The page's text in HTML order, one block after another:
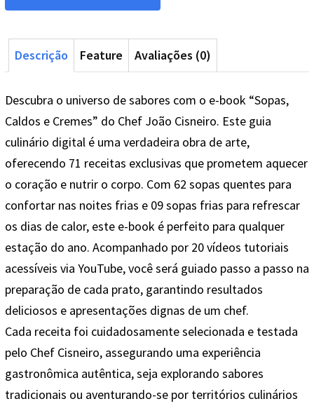
Descrição Feature Avaliações (0)
Descubra o universo de sabores com o e-book “Sopas,
Caldos e Cremes” do Chef João Cisneiro. Este guia
culinário digital é uma verdadeira obra de arte,
oferecendo 71 receitas exclusivas que prometem aquecer
o coração e nutrir o corpo. Com 62 sopas quentes para
confortar nas noites frias e 09 sopas frias para refrescar
os dias de calor, este e-book é perfeito para qualquer
estação do ano. Acompanhado por 20 vídeos tutoriais
acessíveis via YouTube, você será guiado passo a passo na
preparação de cada prato, garantindo resultados
deliciosos e apresentações dignas de um chef.
Cada receita foi cuidadosamente selecionada e testada
pelo Chef Cisneiro, assegurando uma experiência
gastronômica autêntica, seja explorando sabores
tradicionais ou aventurando-se por territórios culinários